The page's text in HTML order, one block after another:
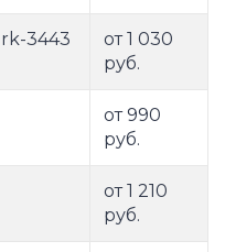
3443
от 1 030
руб.
от 990
руб.
от 1 210
руб.